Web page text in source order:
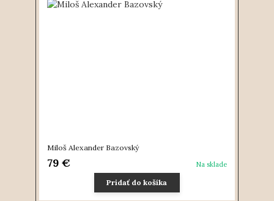
Miloš Alexander Bazovský
79 € Na sklade
Pridať do košíka